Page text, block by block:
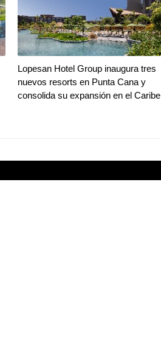
Lopesan Hotel Group inaugura tres
nuevos resorts en Punta Cana y
consolida su expansión en el Caribe